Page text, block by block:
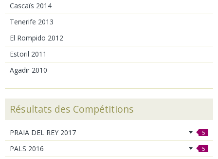
Cascaïs 2014
Tenerife 2013
El Rompido 2012
Estoril 2011
Agadir 2010
Résultats des Compétitions
PRAIA DEL REY 2017 5
PALS 2016 5